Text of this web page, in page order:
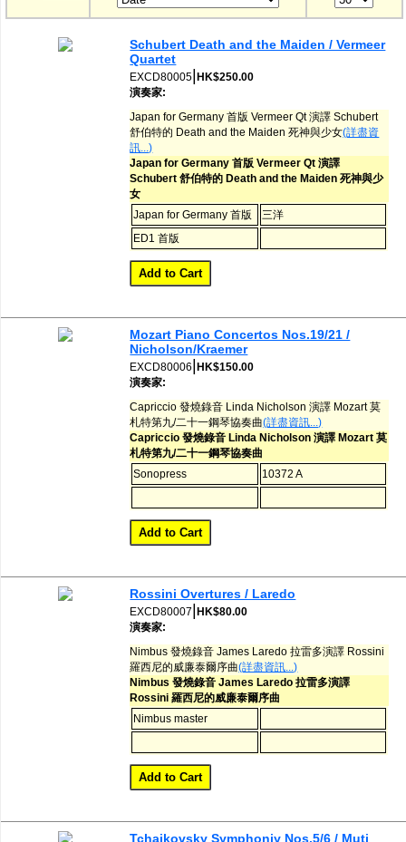
網購/發貨付運Schubert Death and the Maiden / Vermeer
Quartet
EXCD80005 |HK$250.00
演奏家:
Japan for Germany 首版 Vermeer Qt 演譯 Schubert
舒伯特的 Death and the Maiden 死神與少女(詳盡資
訊...)
Japan for Germany 首版 Vermeer Qt 演譯
Schubert 舒伯特的 Death and the Maiden 死神與少
女
Japan for Germany 首版
三洋
ED1 首版
Mozart Piano Concertos Nos.19/21 /
Nicholson/Kraemer
EXCD80006 |HK$150.00
演奏家:
Capriccio 發燒錄音 Linda Nicholson 演譯 Mozart 莫
札特第九/二十一鋼琴協奏曲(詳盡資訊...)
Capriccio 發燒錄音 Linda Nicholson 演譯 Mozart 莫
札特第九/二十一鋼琴協奏曲
Sonopress
10372 A
Rossini Overtures / Laredo
EXCD80007 |HK$80.00
演奏家:
Nimbus 發燒錄音 James Laredo 拉雷多演譯 Rossini
羅西尼的威廉泰爾序曲(詳盡資訊...)
Nimbus 發燒錄音 James Laredo 拉雷多演譯
Rossini 羅西尼的威廉泰爾序曲
Nimbus master
Tchaikovsky Symphoniy Nos.5/6 / Muti